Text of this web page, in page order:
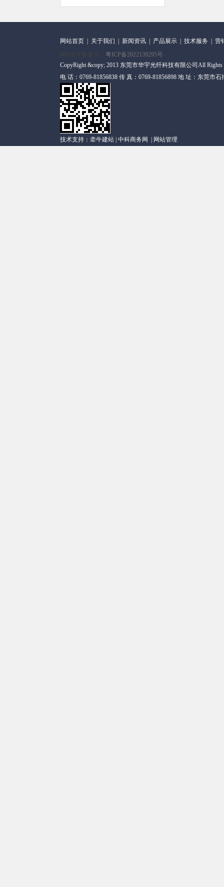
网站首页 关于我们 新闻资讯 产品展示 技术服务
营
粤ICP备2022139295号
CopyRight &copy; 2013 东莞市华宇光纤科技有限公司All
电 话：0769-81856838 传 真：0769-81856898 地 址：东莞市
技术支持： 牵牛建站 中科商务网 网站管理